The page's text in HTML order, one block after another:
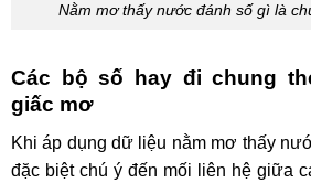
Nằm mơ thấy nước đánh số gì là
Các bộ số hay đi chung
giấc mơ
Khi áp dụng dữ liệu nằm mơ thấy
đặc biệt chú ý đến mối liên hệ giữa